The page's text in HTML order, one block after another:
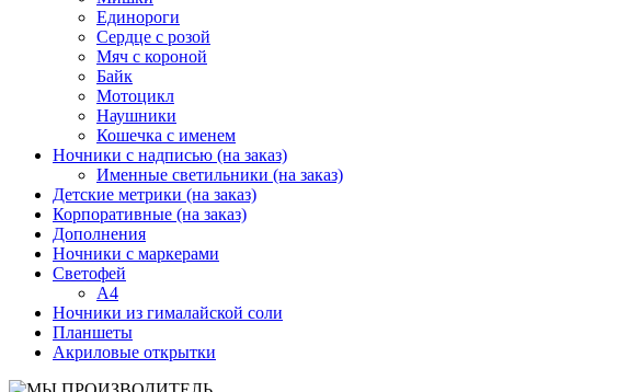
Единороги
Сердце с розой
Мяч с короной
Байк
Мотоцикл
Наушники
Кошечка с именем
Ночники с надписью (на заказ)
Именные светильники (на заказ)
Детские метрики (на заказ)
Корпоративные (на заказ)
Дополнения
Ночники с маркерами
Светофей
А4
Ночники из гималайской соли
Планшеты
Акриловые открытки